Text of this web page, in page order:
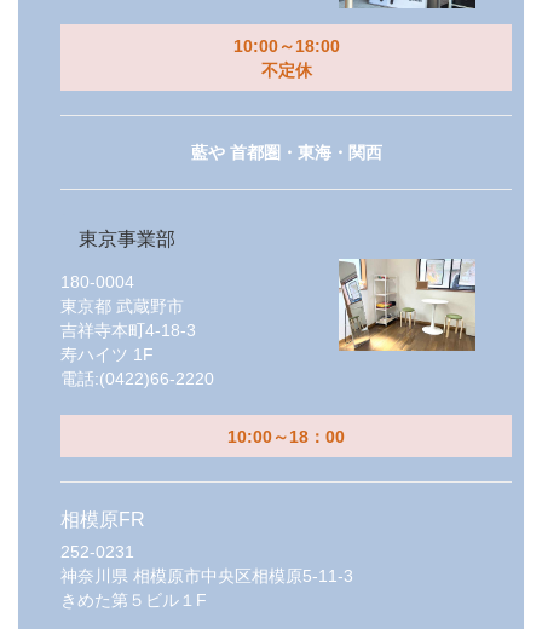
10:00～18:00
不定休
藍や 首都圏・東海・関西
東京事業部
180-0004
東京都 武蔵野市
吉祥寺本町4-18-3
寿ハイツ 1F
電話:(0422)66-2220
10:00～18：00
相模原FR
252-0231
神奈川県 相模原市中央区相模原5-11-3
きめた第５ビル１F